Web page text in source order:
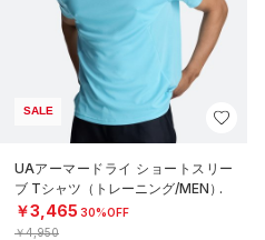
SALE
UAアーマードライ ショートスリー
ブ Tシャツ（トレーニング/MEN）
￥3,465 30%OFF
￥4,950